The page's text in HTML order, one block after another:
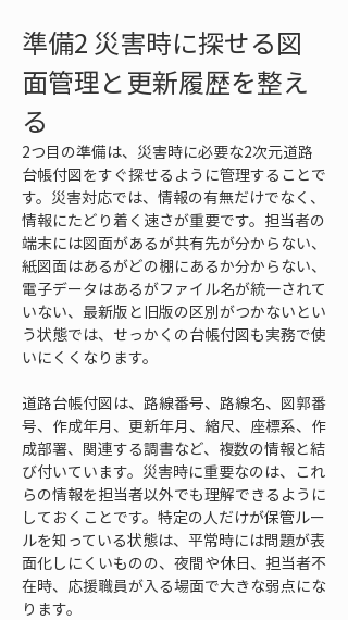
準備2 災害時に探せる図
面管理と更新履歴を整え
る
2つ目の準備は、災害時に必要な2次元道路
台帳付図をすぐ探せるように管理することで
す。災害対応では、情報の有無だけでなく、
情報にたどり着く速さが重要です。担当者の
端末には図面があるが共有先が分からない、
紙図面はあるがどの棚にあるか分からない、
電子データはあるがファイル名が統一されて
いない、最新版と旧版の区別がつかないとい
う状態では、せっかくの台帳付図も実務で使
いにくくなります。
道路台帳付図は、路線番号、路線名、図郭番
号、作成年月、更新年月、縮尺、座標系、作
成部署、関連する調書など、複数の情報と結
び付いています。災害時に重要なのは、これ
らの情報を担当者以外でも理解できるように
しておくことです。特定の人だけが保管ルー
ルを知っている状態は、平常時には問題が表
面化しにくいものの、夜間や休日、担当者不
在時、応援職員が入る場面で大きな弱点にな
ります。